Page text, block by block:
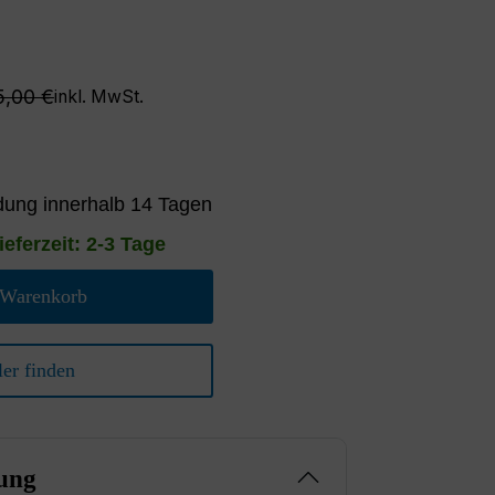
Preis:
€inkl. MwSt.
innerhalb 14 Tagen
2-3 Tage
finden